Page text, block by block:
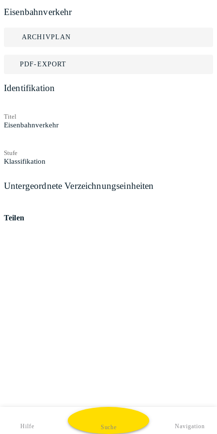
Eisenbahnverkehr
ARCHIVPLAN
PDF-EXPORT
Identifikation
Titel
Eisenbahnverkehr
Stufe
Klassifikation
Untergeordnete Verzeichnungseinheiten
Teilen
Hilfe Suche Navigation